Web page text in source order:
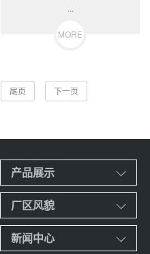
...
MORE
尾页 下一页
产品展示
厂区风貌
新闻中心